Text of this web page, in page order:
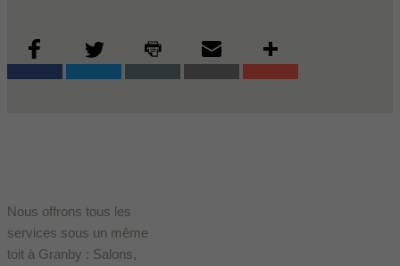
Nous offrons tous les
services sous un même
toit à Granby : Salons,